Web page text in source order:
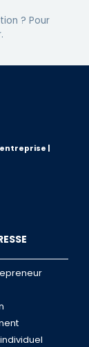
? Pour
|